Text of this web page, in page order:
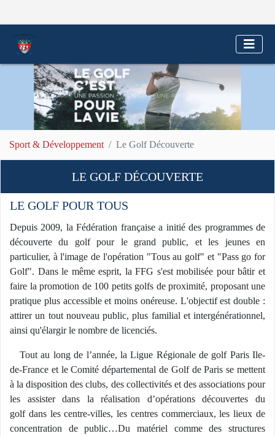
Sport & Développement Le Golf Découverte
LE GOLF DÉCOUVERTE
LE GOLF POUR TOUS
Depuis 2009, la Fédération française a initié des programmes de
découverte du golf pour le grand public, et les jeunes en
particulier, à l'image de l'opération "Tous au golf" et "Pass go for
Golf". Dans le même esprit, la FFG s'est mobilisée pour bâtir et
faire la promotion de 100 petits golfs de proximité, proposant une
pratique plus accessible et moins onéreuse. L'objectif est double :
attirer un tout nouveau public, plus familial et intergénérationnel,
ainsi qu'élargir le nombre de licenciés.
Tout au long de l’année, la Ligue Régionale de golf Paris Ile-
de-France et le Comité départemental de Golf de Paris se mettent
à la disposition des clubs, des collectivités et des associations pour
les assister dans la réalisation d’opérations découvertes du
golf dans les centre-villes, les centres commerciaux, les lieux de
concentration de public…Du matériel comme des structures